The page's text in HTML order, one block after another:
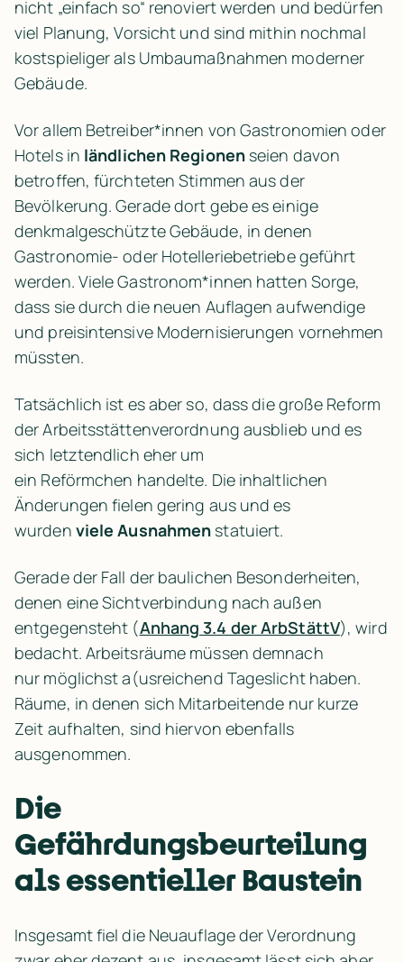
nicht „einfach so“ renoviert werden und bedürfen
viel Planung, Vorsicht und sind mithin nochmal
kostspieliger als Umbaumaßnahmen moderner
Gebäude.
Vor allem Betreiber*innen von Gastronomien oder
Hotels in ländlichen Regionen seien davon
betroffen, fürchteten Stimmen aus der
Bevölkerung. Gerade dort gebe es einige
denkmalgeschützte Gebäude, in denen
Gastronomie- oder Hotelleriebetriebe geführt
werden. Viele Gastronom*innen hatten Sorge,
dass sie durch die neuen Auflagen aufwendige
und preisintensive Modernisierungen vornehmen
müssten.
Tatsächlich ist es aber so, dass die große Reform
der Arbeitsstättenverordnung ausblieb und es
sich letztendlich eher um
ein Reförmchen handelte. Die inhaltlichen
Änderungen fielen gering aus und es
wurden viele Ausnahmen statuiert.
Gerade der Fall der baulichen Besonderheiten,
denen eine Sichtverbindung nach außen
entgegensteht (Anhang 3.4 der ArbStättV), wird
bedacht. Arbeitsräume müssen demnach
nur möglichst a(usreichend Tageslicht haben.
Räume, in denen sich Mitarbeitende nur kurze
Zeit aufhalten, sind hiervon ebenfalls
ausgenommen.
Die
Gefährdungsbeurteilung
als essentieller Baustein
Insgesamt fiel die Neuauflage der Verordnung